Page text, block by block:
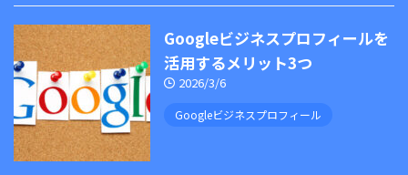
Googleビジネスプロフィールを
活用するメリット3つ
2026/3/6
Googleビジネスプロフィール